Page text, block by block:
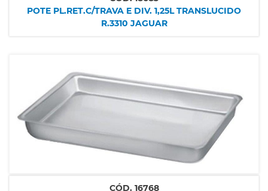
POTE PL.RET.C/TRAVA E DIV. 1,25L TRANSLUCIDO
R.3310 JAGUAR
CÓD. 16768